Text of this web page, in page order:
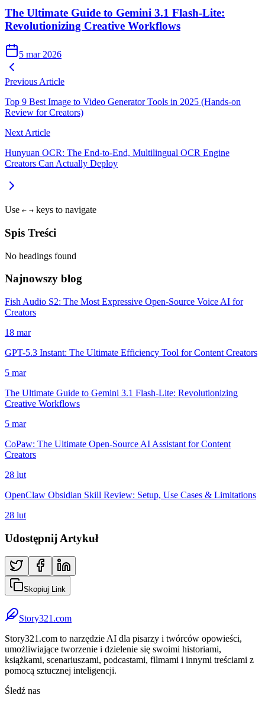
The Ultimate Guide to Gemini 3.1 Flash-Lite:
Revolutionizing Creative Workflows
5 mar 2026
Previous Article
Top 9 Best Image to Video Generator Tools in 2025 (Hands‑on
Review for Creators)
Next Article
Hunyuan OCR: The End-to-End, Multilingual OCR Engine
Creators Can Actually Deploy
Use ← → keys to navigate
Spis Treści
No headings found
Najnowszy blog
Fish Audio S2: The Most Expressive Open-Source Voice AI for
Creators
18 mar
GPT-5.3 Instant: The Ultimate Efficiency Tool for Content Creators
5 mar
The Ultimate Guide to Gemini 3.1 Flash-Lite: Revolutionizing
Creative Workflows
5 mar
CoPaw: The Ultimate Open-Source AI Assistant for Content
Creators
28 lut
OpenClaw Obsidian Skill Review: Setup, Use Cases & Limitations
28 lut
Udostępnij Artykuł
Skopiuj Link
Story321.com
Story321.com to narzędzie AI dla pisarzy i twórców opowieści,
umożliwiające tworzenie i dzielenie się swoimi historiami,
książkami, scenariuszami, podcastami, filmami i innymi treściami z
pomocą sztucznej inteligencji.
Śledź nas